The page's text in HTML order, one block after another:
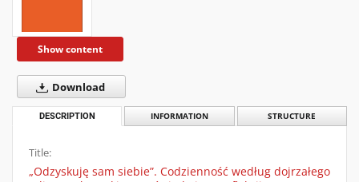
Show content
Download
DESCRIPTION INFORMATION STRUCTURE
Title:
„Odzyskuję sam siebie”. Codzienność według dojrzałego